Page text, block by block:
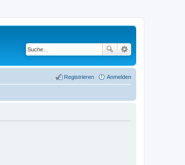
Anmelden
Registrieren